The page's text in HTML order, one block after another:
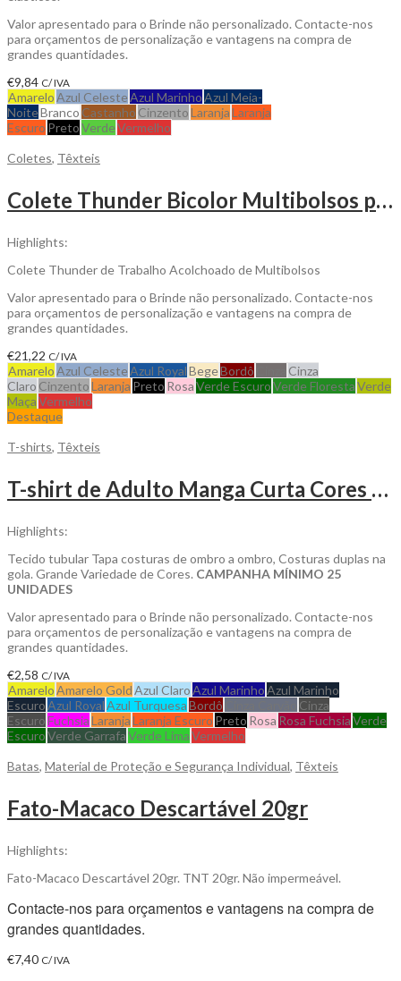
Valor apresentado para o Brinde não personalizado. Contacte-nos
para orçamentos de personalização e vantagens na compra de
grandes quantidades.
€9,84 C/ IVA
AmareloAzul CelesteAzul MarinhoAzul Meia-
NoiteBranco Castanho CinzentoLaranjaLaranja
Escuro PretoVerdeVermelho
Coletes, Têxteis
Colete Thunder Bicolor Multibolsos para personalizar
Highlights:
Colete Thunder de Trabalho Acolchoado de Multibolsos
Valor apresentado para o Brinde não personalizado. Contacte-nos
para orçamentos de personalização e vantagens na compra de
grandes quantidades.
€21,22 C/ IVA
AmareloAzul CelesteAzul RoyalBegeBordô
Cinza
Claro CinzentoLaranja Preto RosaVerde EscuroVerde FlorestaVerde
MaçaVermelho
Destaque
T-shirts, Têxteis
T-shirt de Adulto Manga Curta Cores 150gr para Personalizar
Highlights:
Tecido tubular Tapa costuras de ombro a ombro, Costuras duplas na
gola. Grande Variedade de Cores. CAMPANHA MÍNIMO 25
UNIDADES
Valor apresentado para o Brinde não personalizado. Contacte-nos
para orçamentos de personalização e vantagens na compra de
grandes quantidades.
€2,58 C/ IVA
AmareloAmarelo GoldAzul ClaroAzul MarinhoAzul Marinho
EscuroAzul RoyalAzul TurquesaBordô
Cinza
EscuroFuchsiaLaranjaLaranja Escuro Preto Rosa Rosa FuchsiaVerde
EscuroVerde GarrafaVerde LimaVermelho
Batas, Material de Proteção e Segurança Individual, Têxteis
Fato-Macaco Descartável 20gr
Highlights:
Fato-Macaco Descartável 20gr. TNT 20gr. Não impermeável.
Contacte-nos para orçamentos e vantagens na compra de
grandes quantidades.
€7,40 C/ IVA